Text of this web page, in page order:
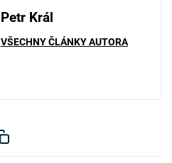
Petr Král
VŠECHNY ČLÁNKY AUTORA